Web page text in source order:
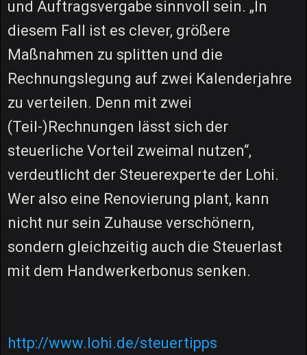
und Auftragsvergabe sinnvoll sein. „In
diesem Fall ist es clever, größere
Maßnahmen zu splitten und die
Rechnungslegung auf zwei Kalenderjahre
zu verteilen. Denn mit zwei
(Teil-)Rechnungen lässt sich der
steuerliche Vorteil zweimal nutzen“,
verdeutlicht der Steuerexperte der Lohi.
Wer also eine Renovierung plant, kann
nicht nur sein Zuhause verschönern,
sondern gleichzeitig auch die Steuerlast
mit dem Handwerkerbonus senken.
http://www.lohi.de/steuertipps